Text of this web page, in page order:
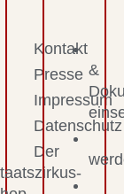
Kontakt
Presse
Impressum
Datenschutz
Der
&